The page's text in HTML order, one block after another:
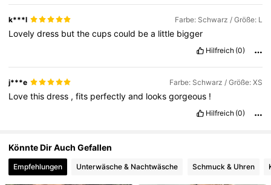
fortheprice!!!!
k***l Farbe: Schwarz / Größe: L
Lovelydress butthecupscould bea little bigger
Hilfreich (0)
j***e Farbe: Schwarz / Größe: XS
Lovethisdress ,fits perfectlyand looksgorgeous !
Hilfreich (0)
Könnte Dir Auch Gefallen
Empfehlungen Unterwäsche & Nachtwäsche Schmuck & Uhren